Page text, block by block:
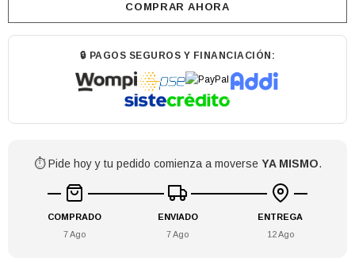
COMPRAR AHORA
🔒 PAGOS SEGUROS Y FINANCIACIÓN:
⏱️ Pide hoy y tu pedido comienza a moverse YA MISMO.
COMPRADO
7 Ago
ENVIADO
7 Ago
ENTREGA
12 Ago